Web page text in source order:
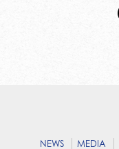
NEWS MEDIA